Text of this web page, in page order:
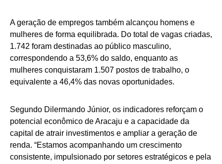
A geração de empregos também alcançou homens e
mulheres de forma equilibrada. Do total de vagas criadas,
1.742 foram destinadas ao público masculino,
correspondendo a 53,6% do saldo, enquanto as
mulheres conquistaram 1.507 postos de trabalho, o
equivalente a 46,4% das novas oportunidades.
Segundo Dilermando Júnior, os indicadores reforçam o
potencial econômico de Aracaju e a capacidade da
capital de atrair investimentos e ampliar a geração de
renda. “Estamos acompanhando um crescimento
consistente, impulsionado por setores estratégicos e pela